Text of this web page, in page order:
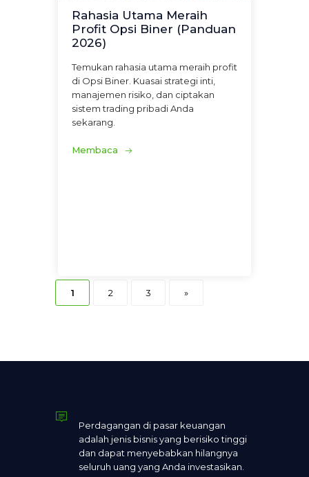
Rahasia Utama Meraih
Profit Opsi Biner (Panduan
2026)
Temukan rahasia utama meraih profit
di Opsi Biner. Kuasai strategi inti,
manajemen risiko, dan ciptakan
sistem trading pribadi Anda
sekarang.
Membaca
1 2 3 »
Perdagangan di pasar keuangan
adalah jenis bisnis yang berisiko tinggi
dan dapat menyebabkan hilangnya
seluruh uang yang Anda investasikan.